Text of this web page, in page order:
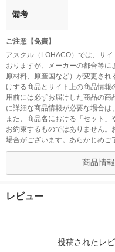
備考
ご注意【免責】
アスクル（LOHACO）では、サ
おりますが、メーカーの都合等に
原材料、原産国など）が変更さ
けする商品とサイト上の商品情
用前には必ずお届けした商品の商
に詳細な商品情報が必要な場合は
また、商品名における「セット
お約束するものではありません
場合がございます。あらかじめご
商品情
レビュー
投稿されたレ